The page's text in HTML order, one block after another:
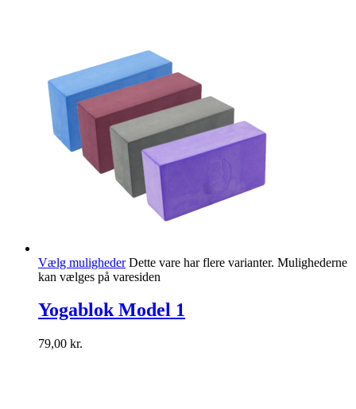
Vælg muligheder Dette vare har flere varianter. Mulighederne
kan vælges på varesiden
Yogablok Model 1
79,00 kr.